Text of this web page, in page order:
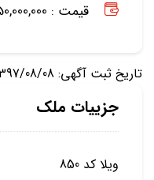
قیمت : 750,000,000 تومان /
تاریخ ثبت آگهی: 1397/08/08
جزییات ملک
ویلا کد 850